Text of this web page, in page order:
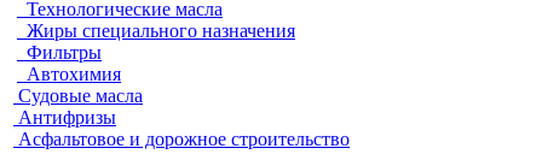
Технологические масла
Жиры специального назначения
Фильтры
Автохимия
Судовые масла
Антифризы
Асфальтовое и дорожное строительство